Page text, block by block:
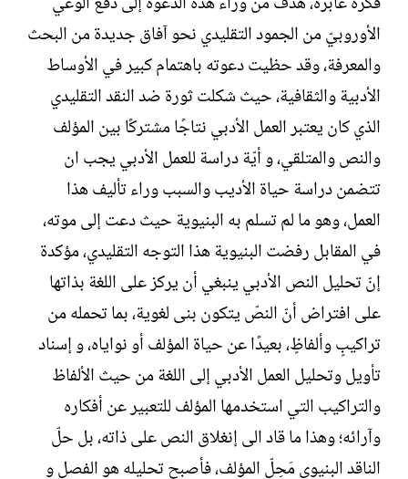
الأوروبيّ من الجمود التقليدي نحو آفاق جديدة من البحث
والمعرفة، وقد حظيت دعوته باهتمام كبير في الأوساط
الأدبية والثقافية، حيث شكلت ثورة ضد النقد التقليدي
الذي كان يعتبر العمل الأدبي نتاجًا مشتركًا بين المؤلف
والنص والمتلقي، و أيّة دراسة للعمل الأدبي يجب ان
تتضمن دراسة حياة الأديب والسبب وراء تأليف هذا
العمل، وهو ما لم تسلم به البنيوية حيث دعت إلى موته،
في المقابل رفضت البنيوية هذا التوجه التقليدي، مؤكدة
إنّ تحليل النص الأدبي ينبغي أن يركز على اللغة بذاتها
على افتراض أنّ النصّ يتكون بنى لغوية، بما تحمله من
تراكيبٍ وألفاظٍ، بعيدًا عن حياة المؤلف أو نواياه، و إسناد
تأويل وتحليل العمل الأدبي إلى اللغة من حيث الألفاظ
والتراكيب التي استخدمها المؤلف للتعبير عن أفكاره
وآرائه؛ وهذا ما قاد الى إنغلاق النص على ذاته، بل حلّ
الناقد البنيوي مَحِلّ المؤلف، فأصبح تحليله هو الفصل و